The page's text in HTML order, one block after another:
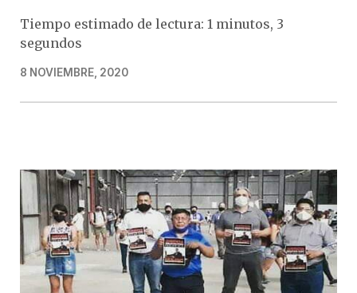
Tiempo estimado de lectura: 1 minutos, 3
segundos
8 NOVIEMBRE, 2020